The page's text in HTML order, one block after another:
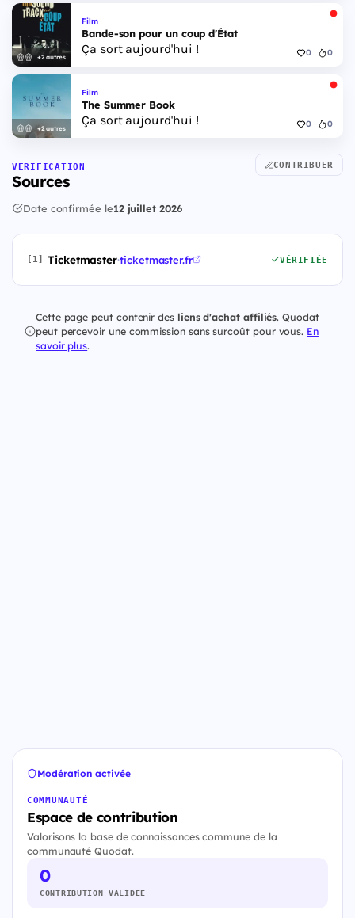
+2 autres
Film
Bande-son pour un coup d'État
Ça sort aujourd'hui ! 0 0
+2 autres
Film
The Summer Book
Ça sort aujourd'hui ! 0 0
VÉRIFICATION
Sources
CONTRIBUER
Date confirmée le12 juillet 2026
[1] Ticketmaster·ticketmaster.fr VÉRIFIÉE
Cette page peut contenir des liens d'achat affiliés. Quodat
peut percevoir une commission sans surcoût pour vous. En
savoir plus.
Modération activée
COMMUNAUTÉ
Espace de contribution
Valorisons la base de connaissances commune de la
communauté Quodat.
0
CONTRIBUTION VALIDÉE